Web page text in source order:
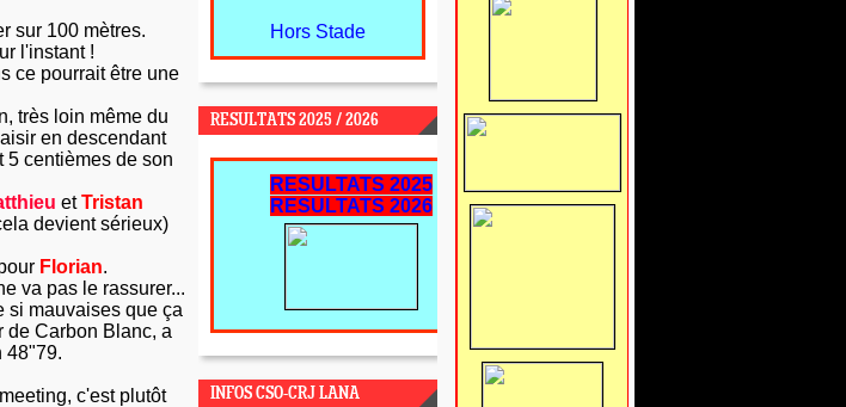
sur 100 mètres.
l'instant !
ce pourrait être une
très loin même du
en descendant
5 centièmes de son
etTristan
devient sérieux)
Florian.
va pas le rassurer...
si mauvaises que ça
de Carbon Blanc, a
48"79.
c'est plutôt
Hors Stade
RESULTATS 2025 / 2026
RESULTATS 2025
RESULTATS 2026
INFOS CSO-CRJ LANA